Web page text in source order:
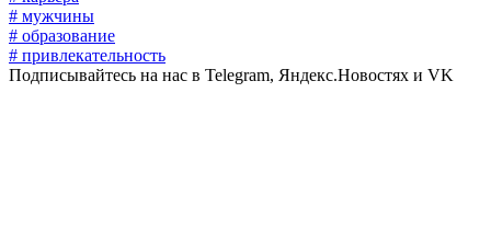
# мужчины
# образование
# привлекательность
Подписывайтесь на нас в Telegram, Яндекс.Новостях и VK